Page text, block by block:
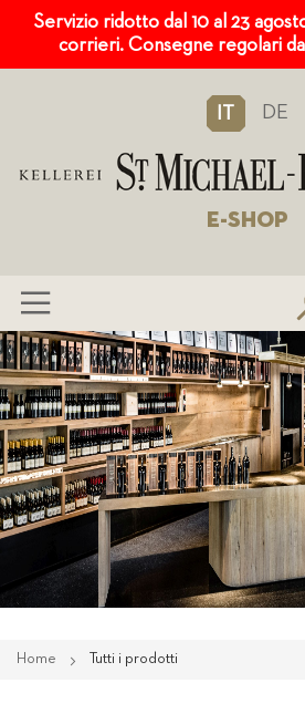
Servizio ridotto dal 10 al 23
corrieri. Consegne regolari
IT DE
E-SHOP
Salta
al
contenuto
Home Tutti i prodotti